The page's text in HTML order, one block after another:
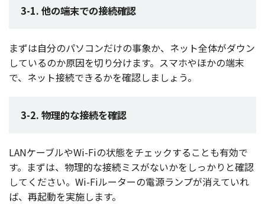
3-1. 他の端末での接続確認
まずは自分のパソコンだけの事象か、 ネット全体がダウン
しているのか原因を切り分けます。 スマホやほかの端末
で、 ネット接続できるかを確認しましょう。
3-2. 物理的な接続を確認
LANケーブルやWi-Fiの状態をチェックすることも有効で
す。まずは、 物理的な接続ミスがないかをしっかりと確認
してください。Wi-Fiルーターの電源ランプが消えていれ
ば、 再起動を実施します。